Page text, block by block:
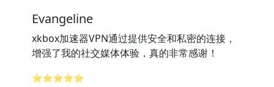
Evangeline
xkbox加速器VPN通过提供安全和私密的连接，
增强了我的社交媒体体验，真的非常感谢！
⭐⭐⭐⭐⭐